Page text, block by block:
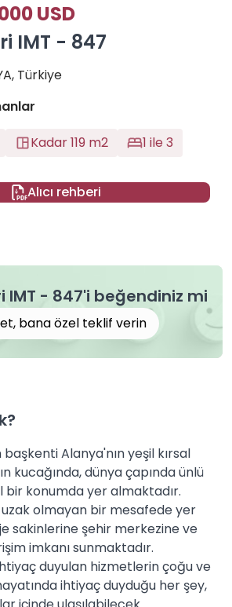
IMT - 847
USD
Türkiye
Kadar 119 m2 1 ile 3
Alıcı rehberi
IMT - 847'i beğendiniz mi
bana özel teklif verin
Alanya'nın yeşil kırsal
kucağında, dünya çapında ünlü
bir konumda yer almaktadır.
uzak olmayan bir mesafede yer
sakinlerine şehir merkezine ve
imkanı sunmaktadır.
duyulan hizmetlerin çoğu ve
ihtiyaç duyduğu her şey,